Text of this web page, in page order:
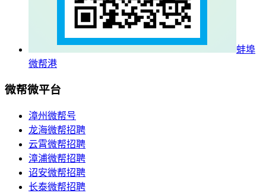
蚌埠
微帮港
微帮微平台
漳州微帮号
龙海微帮招聘
云霄微帮招聘
漳浦微帮招聘
诏安微帮招聘
长泰微帮招聘